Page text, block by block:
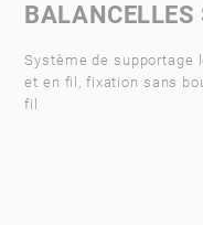
Système de supportage
et en fil, fixation sans
fil